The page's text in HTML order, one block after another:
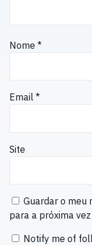
Nome *
Email *
Site
Guardar o meu
para a próxima
Notify me of